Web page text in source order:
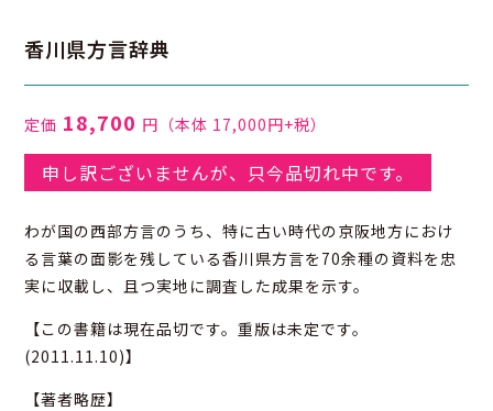
香川県方言辞典
定価 18,700 円 （本体 17,000円+税）
申し訳ございませんが、只今品切れ中です。
わが国の西部方言のうち、特に古い時代の京阪地方におけ
る言葉の面影を残している香川県方言を70余種の資料を忠
実に収載し、且つ実地に調査した成果を示す。
【この書籍は現在品切です。重版は未定です。
(2011.11.10)】
【著者略歴】